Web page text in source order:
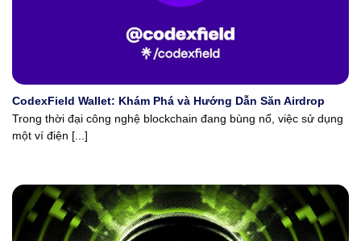
CodexField Wallet: Khám Phá và Hướng Dẫn Săn Airdrop
Trong thời đại công nghệ blockchain đang bùng nổ, việc sử dụng
một ví điện [...]